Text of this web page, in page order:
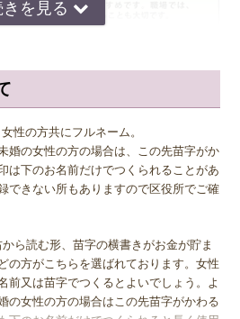
ス
大きいサイズの直径16.5ミリまたは18.0
の実印でフルネームの場合は、15.0ミ
場合は、13.5ミリがおすすめです。女性
は、ご主人様より小さいものをお選びに
大きさの実印でも問題ございません。女
すめします。代表者としての実印をお作
21.0ミリもご用意しています。ご入用の
認ください。
がおすすめです。女性用は、13.5ミリ
性の方共にフルネーム。
婚の女性の方の場合は、この先苗字がか
は下のお名前だけでつくられることがあ
できない所もありますので区役所でご確
ら読む形、苗字の横書きがお金が貯ま
の方がこちらを選ばれております。女性
前又は苗字でつくるとよいでしょう。よ
の女性の方の場合はこの先苗字がかわる